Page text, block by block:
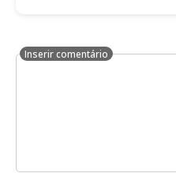
Inserir comentário